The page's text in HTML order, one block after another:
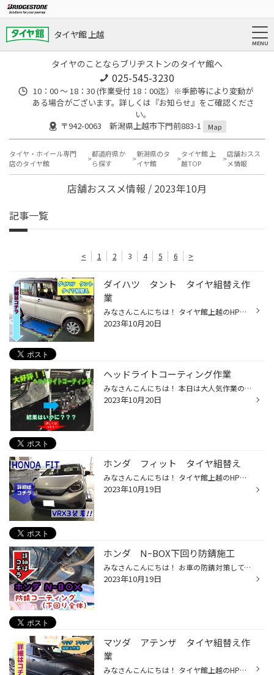
タイヤ館 上越
タイヤのことならブリヂストンのタイヤ館へ
025-545-3230
10：00 ～ 18：30 (作業受付 18：00迄）※季節等により変動が
ある場合がございます。詳しくは『お知らせ』をご確認くださ
い。
〒942-0063 新潟県上越市下門前883-1
Map
タイヤ・ホイール専門
店のタイヤ館
都道府県か
ら探す
新潟県のタ
イヤ館
タイヤ館 上
越TOP
店舗おスス
メ情報
店舗おススメ情報 / 2023年10月
記事一覧
< 1 2 3 4 5 6 >
ダイハツ タント タイヤ組替え作
業
みなさんこんにちは！ タイヤ館上越のHPをご覧頂き ありがとうございます！ スタッドレスタイヤの履き替えやご購入 ご予約頂いてます！！ 今日はダイハツ タントのスタッドレス 新品交換作業ご紹介します！ ピットに入庫して作業開始します！ 今回組替えするタイヤです！ ICE PARTNER2に交換します...
2023年10月20日
ヘッドライトコーティング作業
みなさんこんにちは！ 本日は大人気作業の ヘッドライトコーティングの ご紹介です！！ 暗くなるのが早くなり、天気悪くなった時に 早い時間からヘッドライト点灯しませんか？ ヘッドライトにくもりがあると 灯りが弱く見えたりします、、、 そんな悩みを少しでも解決してくれるのが 『ヘッドライト...
2023年10月20日
ホンダ フィット タイヤ組替え
みなさんこんにちは！ タイヤ館上越のHPをご覧頂き ありがとうございます！ 本日はホンダ フィットのタイヤ交換です！ 今回お取付けするのは当店人気の 「ブリザックVRX3」です！！ 今まで使用していたタイヤは使用限界まで 残り僅かとなっておりました。 交換のタイミングでしたね！ 古いタイヤを...
2023年10月19日
ホンダ NｰBOX下回り防錆施工
みなさんこんにちは！ お車の防錆対策してますか？ 雪が降ってしまう前に防錆対策していきましょう！ 今回はNｰBOXの防錆対策をご紹介します！ まずはコーティング前になります！ マフラーが錆びてしまっていますね！ 防錆コーティングは錆びる前の施工がオススメです！ 作業後です！ ツヤが出ている...
2023年10月19日
マツダ アテンザ タイヤ組替え作
業
みなさんこんにちは！ タイヤ館上越のHPをご覧頂き ありがとうございます！ 本日はタイヤの組替え作業ご紹介します！ 作業開始します！ 今回はお持ち頂いたタイヤを組替えます！ 2017年製でした！ 今回はコチラのBLIZZAK VRX3を お待ち頂いたタイヤと組替えます！ コチラは氷上ブレーキ性能アップで...